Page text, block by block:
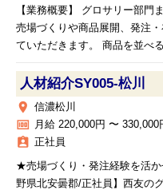
【業務概要】 グロサリー部門
売場づくりや商品展開、発注
ていただきます。 商品を並べ
人材紹介SY005‐松川
place 信濃松川
money 月給 220,000円 〜 330,000
assignment_ind 正社員
★売場づくり・発注経験を活
野県北安曇郡/正社員】西友の